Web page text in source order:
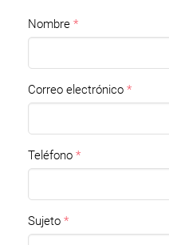
Nombre
Correo electrónico
Teléfono
Sujeto